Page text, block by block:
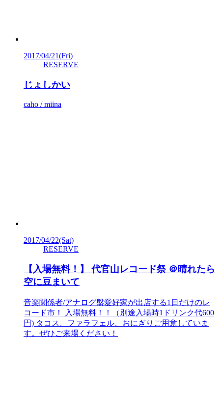
2017/04/21(Fri)
RESERVE
じょしかい
caho / miina
2017/04/22(Sat)
RESERVE
【入場無料！】 代官山レコード祭 ＠晴れたら
空に豆まいて
音楽関係者/アナログ盤愛好家が出店する1日だけのレ
コード市！ 入場無料！！（別途入場時1ドリンク代600
円) タコス、ファラフェル、おにぎりご用意していま
す。ぜひご来場ください！